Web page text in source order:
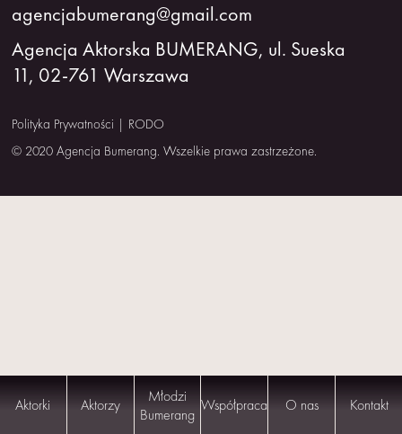
O
NAS
Aktorki Aktorzy
Młodzi
Bumerang Współpraca O nas Kontakt
agencjabumerang@gmail.com
Agencja Aktorska BUMERANG, ul. Sueska
11, 02-761 Warszawa
Polityka Prywatności | RODO
© 2020 Agencja Bumerang. Wszelkie prawa zastrzeżone.